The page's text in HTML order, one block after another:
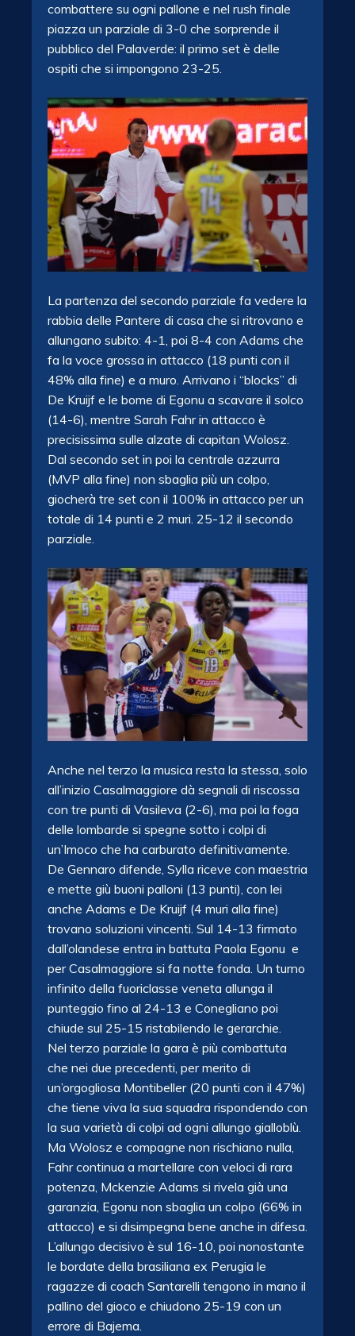
combattere su ogni pallone e nel rush finale
piazza un parziale di 3-0 che sorprende il
pubblico del Palaverde: il primo set è delle
ospiti che si impongono 23-25.
La partenza del secondo parziale fa vedere la
rabbia delle Pantere di casa che si ritrovano e
allungano subito: 4-1, poi 8-4 con Adams che
fa la voce grossa in attacco (18 punti con il
48% alla fine) e a muro. Arrivano i “blocks” di
De Kruijf e le bome di Egonu a scavare il solco
(14-6), mentre Sarah Fahr in attacco è
precisissima sulle alzate di capitan Wolosz.
Dal secondo set in poi la centrale azzurra
(MVP alla fine) non sbaglia più un colpo,
giocherà tre set con il 100% in attacco per un
totale di 14 punti e 2 muri. 25-12 il secondo
parziale.
Anche nel terzo la musica resta la stessa, solo
all’inizio Casalmaggiore dà segnali di riscossa
con tre punti di Vasileva (2-6), ma poi la foga
delle lombarde si spegne sotto i colpi di
un’Imoco che ha carburato definitivamente.
De Gennaro difende, Sylla riceve con maestria
e mette giù buoni palloni (13 punti), con lei
anche Adams e De Kruijf (4 muri alla fine)
trovano soluzioni vincenti. Sul 14-13 firmato
dall’olandese entra in battuta Paola Egonu e
per Casalmaggiore si fa notte fonda. Un turno
infinito della fuoriclasse veneta allunga il
punteggio fino al 24-13 e Conegliano poi
chiude sul 25-15 ristabilendo le gerarchie.
Nel terzo parziale la gara è più combattuta
che nei due precedenti, per merito di
un’orgogliosa Montibeller (20 punti con il 47%)
che tiene viva la sua squadra rispondendo con
la sua varietà di colpi ad ogni allungo gialloblù.
Ma Wolosz e compagne non rischiano nulla,
Fahr continua a martellare con veloci di rara
potenza, Mckenzie Adams si rivela già una
garanzia, Egonu non sbaglia un colpo (66% in
attacco) e si disimpegna bene anche in difesa.
L’allungo decisivo è sul 16-10, poi nonostante
le bordate della brasiliana ex Perugia le
ragazze di coach Santarelli tengono in mano il
pallino del gioco e chiudono 25-19 con un
errore di Bajema.